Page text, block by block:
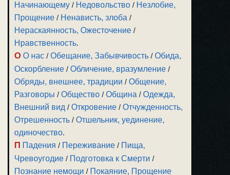
Начинающему / Недовольство / Незлобие,
Прощение / Ненависть, злоба /
Нераскаянность, Ожесточение /
Нравственность.
О О нас /Обещание, Забывчивость /Обида,
Оскорбление /Обличение, вразумление /
Обряды, внешнее, традиции /Общение,
Разговоры /Общество /Община /Одежда,
Внешний вид /Откровение /Отчужденность,
Отрешенность /Отшельник, уединение,
одиночество.
П Падения / Переживание / Пища,
Чревоугодие / Подготовка к Смерти /
Познание немощи / Покаяние, Прощение